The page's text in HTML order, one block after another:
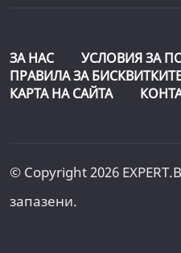
ЗА НАС
УСЛОВИЯ ЗА
ПРАВИЛА ЗА
КАРТА НА САЙТА
© Copyright 2026
запазени.